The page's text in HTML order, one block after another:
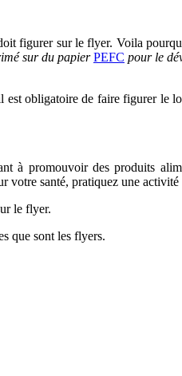
figurer sur le flyer. Voila
sur du papierPEFC pour le
est obligatoire de faire figurer le
à promouvoir des produits
votre santé, pratiquez une
le flyer.
que sont les flyers.